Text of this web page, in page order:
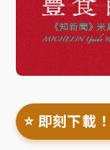
⭐️ 即刻下載